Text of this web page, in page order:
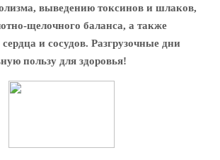
выведению токсинов и шлаков,
щелочного баланса, а также
и сосудов. Разгрузочные дни
пользу для здоровья!